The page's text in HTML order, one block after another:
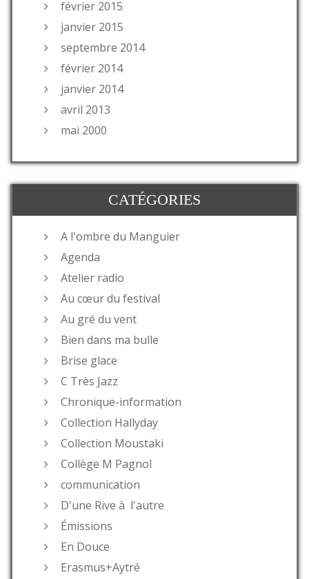
février 2015
janvier 2015
septembre 2014
février 2014
janvier 2014
avril 2013
mai 2000
CATÉGORIES
A l'ombre du Manguier
Agenda
Atelier radio
Au cœur du festival
Au gré du vent
Bien dans ma bulle
Brise glace
C Très Jazz
Chronique-information
Collection Hallyday
Collection Moustaki
Collège M Pagnol
communication
D'une Rive à l'autre
Émissions
En Douce
Erasmus+Aytré